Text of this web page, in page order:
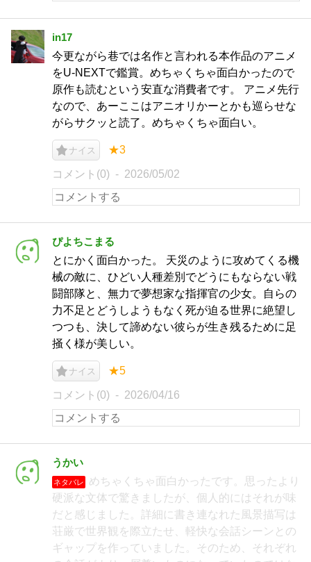
in17
今更ながら巷では名作と言われる本作品のアニメ
をU-NEXTで鑑賞。めちゃくちゃ面白かったので
原作も読むという安直な消費者です。 アニメ先行
なので、あーここはアニオリかーとかも巡らせな
がらサクッと読了。めちゃくちゃ面白い。
ナイス ★3
コメント(0) 2026/05/02
ぴよちこまる
とにかく面白かった。 天災のように攻めてくる機
械の敵に、ひどい人種差別でどうにもならない戦
闘部隊と、無力で夢想家な指揮官の少女。自らの
力不足とどうしようもなく死が迫る世界に絶望し
つつも、決して諦めない彼らが生き残るために足
掻く様が美しい。
ナイス ★5
コメント(0) 2026/04/16
うかい
ネタバレ
めちゃくちゃ面白かったです。思ったより
硬派な文体で驚きましたが、個人的にはそれが味
だと感じました。詳細に書き連なれた風景描写は
荘厳で世界観を際立たせ、軽快な会話シーンとの
ギャップを作っていました。そのため、それぞれ